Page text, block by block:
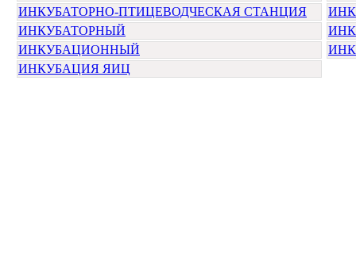
ИНКУБАТОРНО-ПТИЦЕВОДЧЕСКАЯ СТАНЦИЯ
ИНКУБАТОРНЫЙ
ИНКУБАЦИОННЫЙ
ИНКУБАЦИЯ ЯИЦ